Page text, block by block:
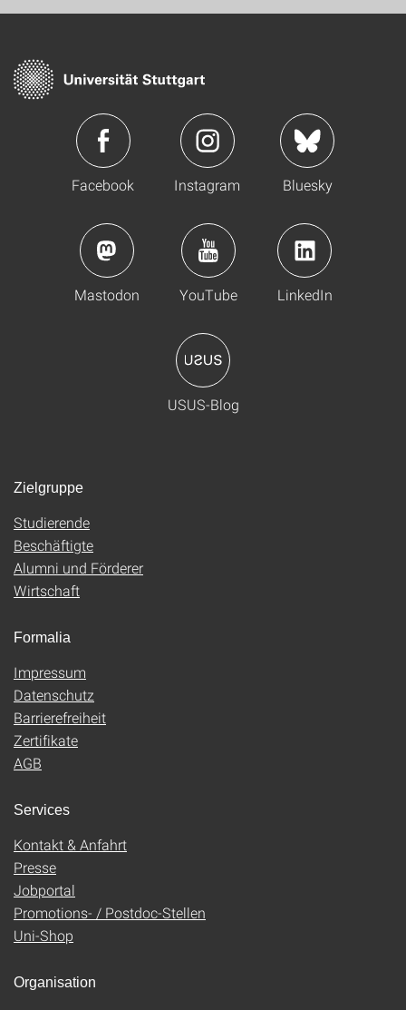
Facebook Instagram Bluesky
Mastodon YouTube LinkedIn
USUS-Blog
Zielgruppe
Studierende
Beschäftigte
Alumni und Förderer
Wirtschaft
Formalia
Impressum
Datenschutz
Barrierefreiheit
Zertifikate
AGB
Services
Kontakt & Anfahrt
Presse
Jobportal
Promotions- / Postdoc-Stellen
Uni-Shop
Organisation